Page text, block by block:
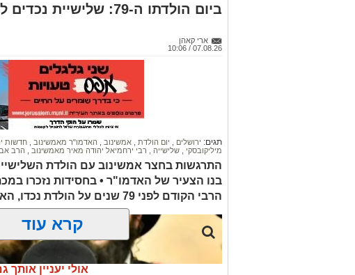
ביום הולדתו ה-79: שלישיית נכדים לאדמו"ר מאמשינוב
ארי קאהן
07.08.26 / 10:06
תגים: ירושלים יום הולדת אמשינוב האדמו"ר מאמשינוב חדשות
מיליקובסקי
שלישייה רבי ירחמיאל יהודה מאיר מאמשינוב הרב
התרגשות בחצר אמשינוב עם הולדת
בנו הצעיר של האדמו"ר • בחסידות נזכרו
הרבי הקודם לפני 79 שנים על הולדת נכדו, האדמו"ר שליט"א
קרא עוד
אולי יעניין אותך